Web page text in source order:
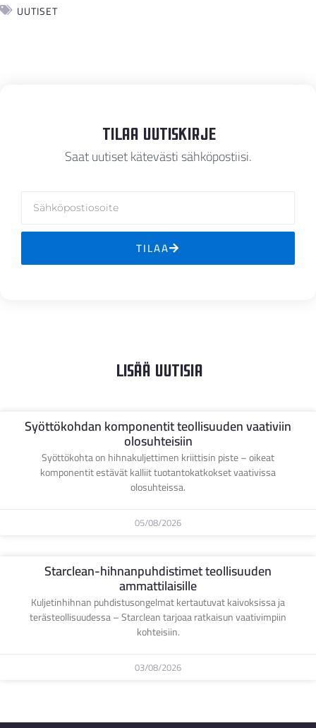
UUTISET
Tilaa Uutiskirje
Saat uutiset kätevästi sähköpostiisi.
TILAA
Lisää Uutisia
Syöttökohdan komponentit teollisuuden vaativiin
olosuhteisiin
Syöttökohta on hihnakuljettimen kriittisin piste – oikeat
komponentit estävät kalliit tuotantokatkokset vaativissa
olosuhteissa.
05/08/2026
Starclean-hihnanpuhdistimet teollisuuden
ammattilaisille
Kuljetinhihnan puhdistusongelmat kertautuvat kaivoksissa ja
terästeollisuudessa – Starclean tarjoaa ratkaisun vaativimpiin
kohteisiin.
03/08/2026